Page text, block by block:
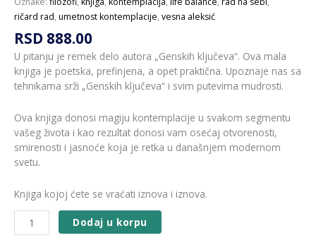
ričard rad, umetnost kontemplacije, vesna aleksić
RSD 888.00
U pitanju je remek delo autora „Genskih ključeva“. Ova mala
knjiga je poetska, prefinjena, a opet praktična. Upoznaje nas sa
tehnikama srži „Genskih ključeva“ i svim putevima mudrosti.
Ova knjiga donosi magiju kontemplacije u svakom segmentu
vašeg života i kao rezultat donosi vam osećaj otvorenosti,
smirenosti i jasnoće koja je retka u današnjem modernom
svetu.
Knjiga kojoj ćete se vraćati iznova i iznova.
Dodaj u korpu